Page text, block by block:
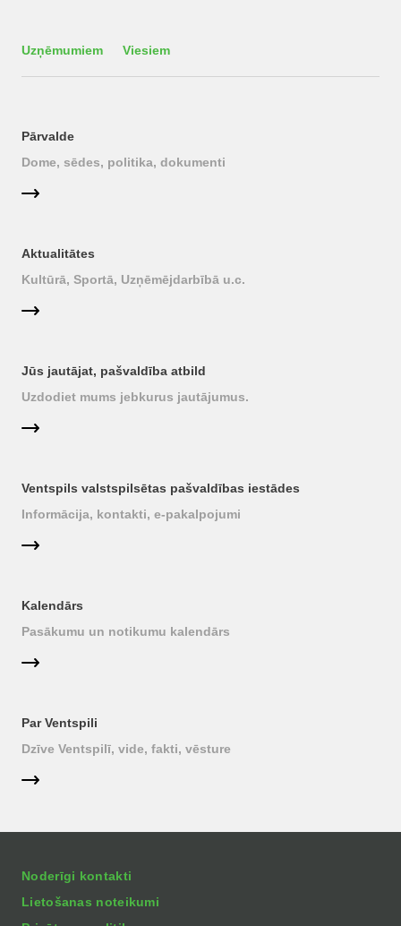
Uzņēmumiem Viesiem
Pārvalde
Dome, sēdes, politika, dokumenti
Aktualitātes
Kultūrā, Sportā, Uzņēmējdarbībā u.c.
Jūs jautājat, pašvaldība atbild
Uzdodiet mums jebkurus jautājumus.
Ventspils valstspilsētas pašvaldības iestādes
Informācija, kontakti, e-pakalpojumi
Kalendārs
Pasākumu un notikumu kalendārs
Par Ventspili
Dzīve Ventspilī, vide, fakti, vēsture
Noderīgi kontakti
Lietošanas noteikumi